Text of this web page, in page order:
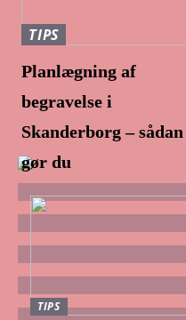
TIPS
Planlægning af
begravelse i
Skanderborg – sådan
gør du
TIPS